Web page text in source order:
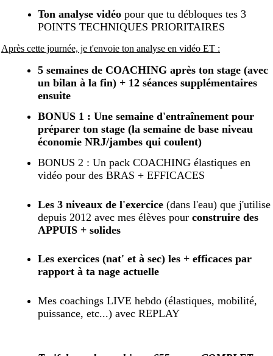
Ton analyse vidéo pour que tu débloques tes 3
POINTS TECHNIQUES PRIORITAIRES
Après cette journée, je t'envoie ton analyse en vidéo ET :
5 semaines de COACHING après ton stage (avec
un bilan à la fin) + 12 séances supplémentaires
ensuite
BONUS 1 : Une semaine d'entraînement pour
préparer ton stage (la semaine de base niveau
économie NRJ/jambes qui coulent)
BONUS 2 : Un pack COACHING élastiques en
vidéo pour des BRAS + EFFICACES
Les 3 niveaux de l'exercice (dans l'eau) que j'utilise
depuis 2012 avec mes élèves pour construire des
APPUIS + solides
Les exercices (nat' et à sec) les + efficaces par
rapport à ta nage actuelle
Mes coachings LIVE hebdo (élastiques, mobilité,
puissance, etc...) avec REPLAY